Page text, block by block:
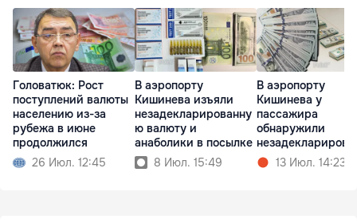
Головатюк: Рост
поступлений валюты
населению из-за
рубежа в июне
продолжился
26 Июл. 12:45
В аэропорту
Кишинева изъяли
незадекларированну
ю валюту и
анаболики в посылке
8 Июл. 15:49
В аэропорту
Кишинева у
пассажира
обнаружили
ю валюту
13 Июл. 14:23